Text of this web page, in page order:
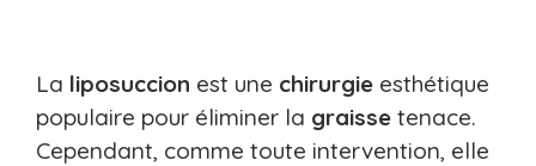
La liposuccion est une chirurgie esthétique
populaire pour éliminer la graisse tenace.
Cependant, comme toute intervention, elle